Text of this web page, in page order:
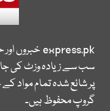
express.pkخبروں
سب سے زیادہ وزٹ کی
پر شائع شدہ تمام مواد
گروپ محفوظ ہیں۔